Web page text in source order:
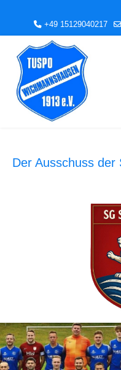
+49 15129040217
Der Ausschuss der